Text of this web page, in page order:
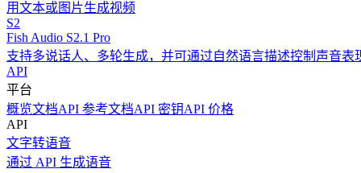
用文本或图片生成视频
S2
Fish Audio S2.1 Pro
支持多说话人、多轮生成，并可通过自然语言描述控制声音表
API
平台
概览文档API 参考文档API 密钥API 价格
API
文字转语音
通过 API 生成语音